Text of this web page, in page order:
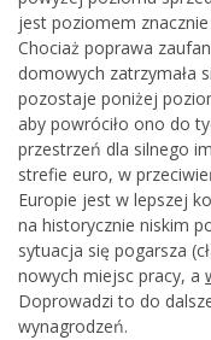
jest poziomem
Chociaż poprawa
domowych zatrzymała
pozostaje poniżej
aby powróciło ono do
przestrzeń dla silnego
strefie euro, w
Europie jest w lepszej
na historycznie niskim
sytuacja się pogarsza
nowych miejsc pracy, a
Doprowadzi to do
wynagrodzeń.